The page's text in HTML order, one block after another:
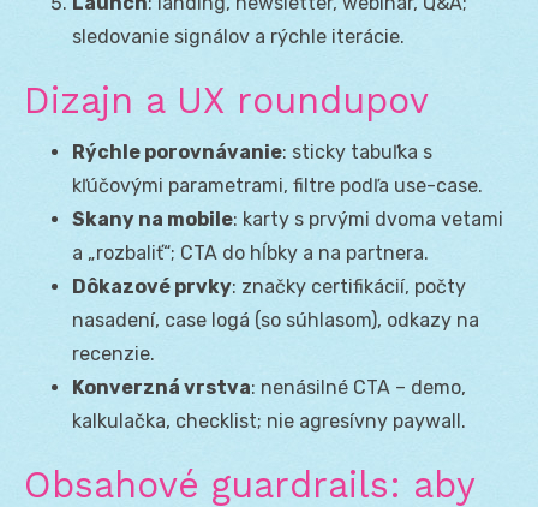
sledovanie signálov a rýchle iterácie.
Dizajn a UX roundupov
Rýchle porovnávanie: sticky tabuľka s
kľúčovými parametrami, filtre podľa use-case.
Skany na mobile: karty s prvými dvoma vetami
a „rozbaliť“; CTA do hĺbky a na partnera.
Dôkazové prvky: značky certifikácií, počty
nasadení, case logá (so súhlasom), odkazy na
recenzie.
Konverzná vrstva: nenásilné CTA – demo,
kalkulačka, checklist; nie agresívny paywall.
Obsahové guardrails: aby